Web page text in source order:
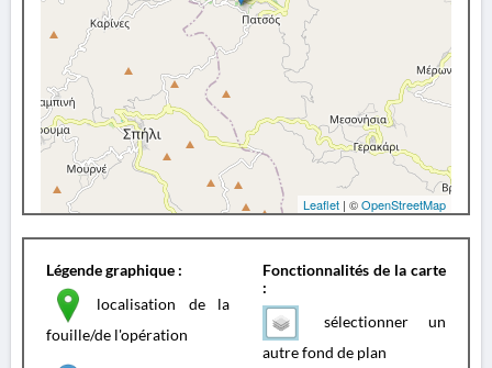
Leaflet | ©OpenStreetMap
Légende graphique :
localisation de la
fouille/de l'opération
Fonctionnalités de la carte
:
sélectionner un
autre fond de plan